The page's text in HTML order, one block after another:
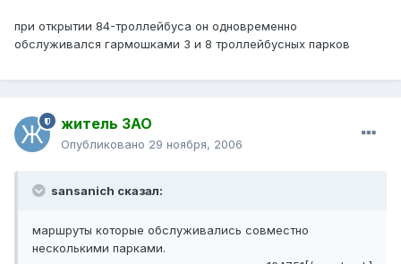
при открытии 84-троллейбуса он одновременно
обслуживался гармошками 3 и 8 троллейбусных парков
житель ЗАО
Опубликовано 29 ноября, 2006
sansanich сказал:
маршруты которые обслуживались совместно
несколькими парками.